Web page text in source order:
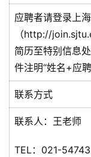
应聘者请登录上
（http://
简历至特别信息
件注明“姓名+应聘
联系方式
联系人：王老师
TEL：021-